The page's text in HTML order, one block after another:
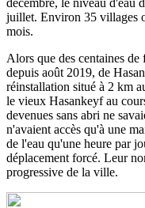
juillet. Environ 35 villages
mois.
Alors que des centaines de
depuis août 2019, de
réinstallation situé à 2 km
le vieux Hasankeyf au
devenues sans abri ne
n'avaient accès qu'à une
de l'eau qu'une heure par
déplacement forcé. Leur
progressive de la ville.